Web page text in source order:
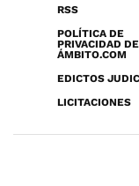
RSS
POLÍTICA DE
PRIVACIDAD DE
ÁMBITO.COM
EDICTOS
LICITACIONES